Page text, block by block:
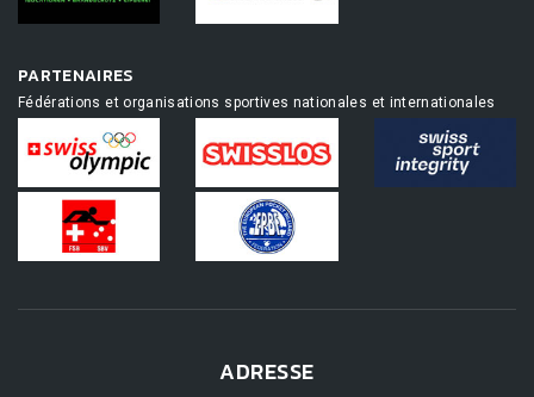
PARTENAIRES
Fédérations et organisations sportives nationales et internationales
ADRESSE